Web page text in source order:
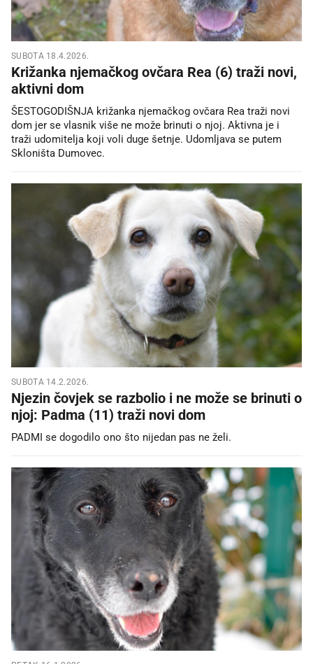
SUBOTA 18.4.2026.
Križanka njemačkog ovčara Rea (6) traži novi,
aktivni dom
ŠESTOGODIŠNJA križanka njemačkog ovčara Rea traži novi
dom jer se vlasnik više ne može brinuti o njoj. Aktivna je i
traži udomitelja koji voli duge šetnje. Udomljava se putem
Skloništa Dumovec.
SUBOTA 14.2.2026.
Njezin čovjek se razbolio i ne može se brinuti o
njoj: Padma (11) traži novi dom
PADMI se dogodilo ono što nijedan pas ne želi.